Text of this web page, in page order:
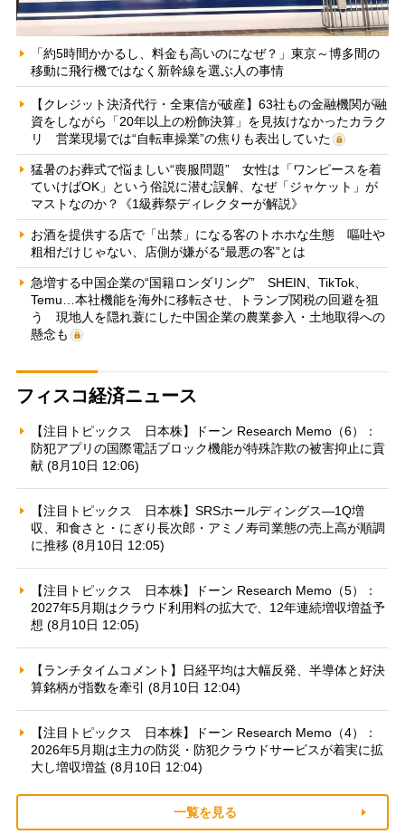
「約5時間かかるし、料金も高いのになぜ？」東京～博多間の
移動に飛行機ではなく新幹線を選ぶ人の事情
【クレジット決済代行・全東信が破産】63社もの金融機関が融
資をしながら「20年以上の粉飾決算」を見抜けなかったカラク
リ 営業現場では“自転車操業”の焦りも表出していた
猛暑のお葬式で悩ましい“喪服問題” 女性は「ワンピースを着
ていけばOK」という俗説に潜む誤解、なぜ「ジャケット」が
マストなのか？《1級葬祭ディレクターが解説》
お酒を提供する店で「出禁」になる客のトホホな生態 嘔吐や
粗相だけじゃない、店側が嫌がる“最悪の客”とは
急増する中国企業の“国籍ロンダリング” SHEIN、TikTok、
Temu…本社機能を海外に移転させ、トランプ関税の回避を狙
う 現地人を隠れ蓑にした中国企業の農業参入・土地取得への
懸念も
フィスコ経済ニュース
【注目トピックス 日本株】ドーン Research Memo（6）：
防犯アプリの国際電話ブロック機能が特殊詐欺の被害抑止に貢
献 (8月10日 12:06)
【注目トピックス 日本株】SRSホールディングス—1Q増
収、和食さと・にぎり長次郎・アミノ寿司業態の売上高が順調
に推移 (8月10日 12:05)
【注目トピックス 日本株】ドーン Research Memo（5）：
2027年5月期はクラウド利用料の拡大で、12年連続増収増益予
想 (8月10日 12:05)
【ランチタイムコメント】日経平均は大幅反発、半導体と好決
算銘柄が指数を牽引 (8月10日 12:04)
【注目トピックス 日本株】ドーン Research Memo（4）：
2026年5月期は主力の防災・防犯クラウドサービスが着実に拡
大し増収増益 (8月10日 12:04)
一覧を見る